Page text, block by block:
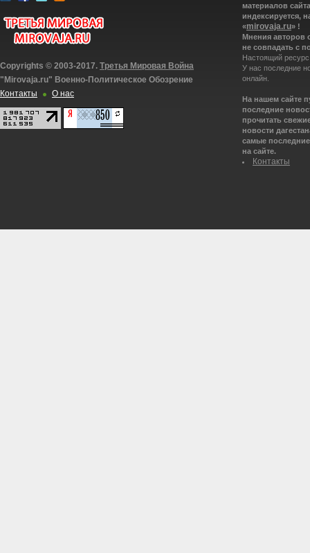
Copyrights © 2003-2017. Третья Мировая Война
"Mirovaja.ru" Военно-Политическое Обозрение
Контакты
О нас
материалов
индексируется,
«mirovaja.ru» !
Мнения авторов
не совпадать с
Настоящий
У нас последние
онлайн.
На нашем сайте
последние
прочитать
новости
самые
на сайте.
Контакты